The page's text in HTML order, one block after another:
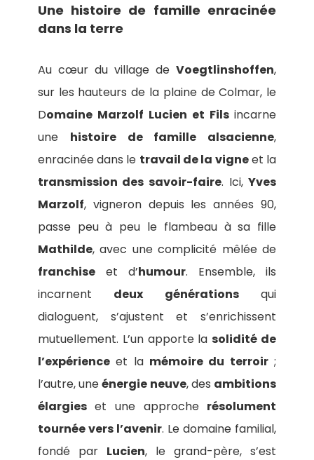
Une histoire de famille enracinée
dans la terre
Au cœur du village deVoegtlinshoffen,
sur les hauteurs de la plaine de Colmar, le
Domaine Marzolf Lucien et Filsincarne
une histoire de famille alsacienne,
enracinée dans le travail de la vigneet la
transmission des savoir-faire. Ici,Yves
Marzolf, vigneron depuis les années 90,
passe peu à peu le flambeau à sa fille
Mathilde, avec une complicité mêlée de
franchiseet d’humour. Ensemble, ils
incarnent deux générationsqui
dialoguent, s’ajustent et s’enrichissent
mutuellement. L’un apporte lasolidité de
l’expérienceet la mémoire du terroir;
l’autre, uneénergie neuve, des ambitions
élargieset une approche résolument
tournée vers l’avenir. Le domaine familial,
fondé par Lucien, le grand-père, s’est